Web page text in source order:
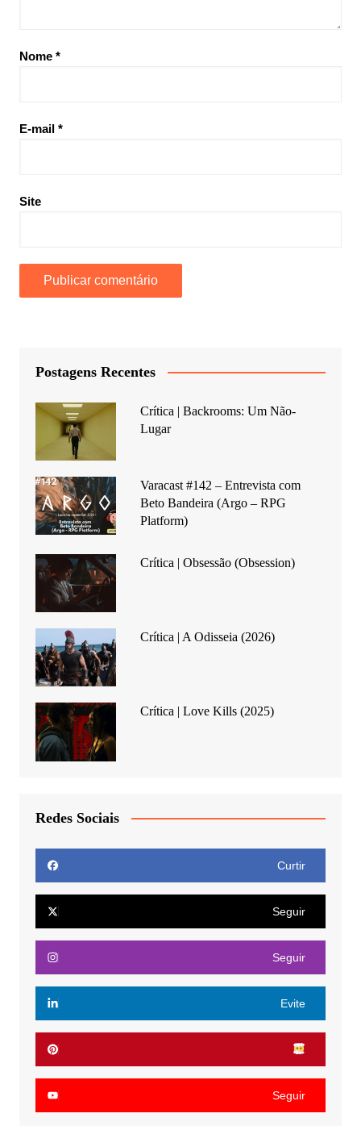
Nome *
E-mail *
Site
Postagens Recentes
Crítica | Backrooms: Um Não-
Lugar
Varacast #142 – Entrevista com
Beto Bandeira (Argo – RPG
Platform)
Crítica | Obsessão (Obsession)
Crítica | A Odisseia (2026)
Crítica | Love Kills (2025)
Redes Sociais
Curtir
Seguir
Seguir
Evite
Seguir